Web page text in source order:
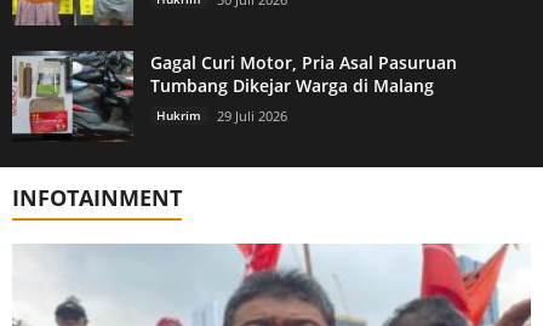
Gagal Curi Motor, Pria Asal Pasuruan
Tumbang Dikejar Warga di Malang
Hukrim 29 Juli 2026
INFOTAINMENT